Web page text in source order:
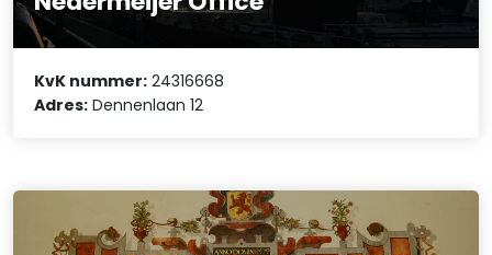
KvK nummer: 24316668
Adres: Dennenlaan 12